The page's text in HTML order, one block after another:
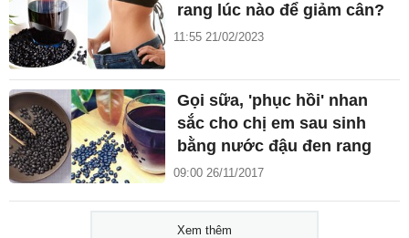
rang lúc nào để giảm cân?
11:55 21/02/2023
Gọi sữa, 'phục hồi' nhan
sắc cho chị em sau sinh
bằng nước đậu đen rang
09:00 26/11/2017
Xem thêm